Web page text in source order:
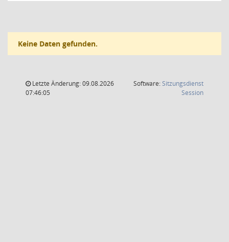
Keine Daten gefunden.
Letzte Änderung: 09.08.2026
07:46:05
Software:Sitzungsdienst
Session(Wird in